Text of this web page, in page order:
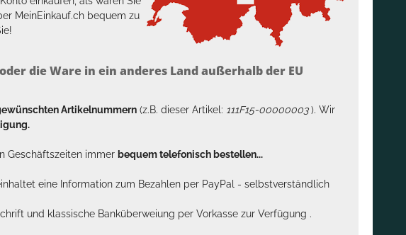
MeinEinkauf.ch bequem zu
die Ware in ein anderes Land außerhalb der EU
Artikelnummern (z.B. dieser Artikel: 111F15-00000003). Wir
Geschäftszeiten immer bequem telefonisch bestellen...
eine Information zum Bezahlen per PayPal - selbstverständlich
und klassische Banküberweiung per Vorkasse zur Verfügung .